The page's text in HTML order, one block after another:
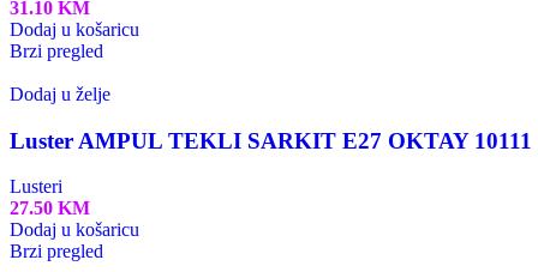
31.10 KM
Dodaj u košaricu
Brzi pregled
Dodaj u želje
Luster AMPUL TEKLI SARKIT E27 OKTAY 10111
Lusteri
27.50 KM
Dodaj u košaricu
Brzi pregled